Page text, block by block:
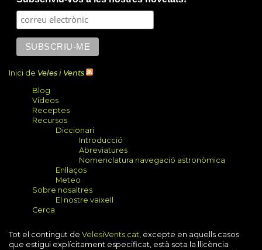
external)
Inici de Veles i Vents
Blog
Vídeos
Receptes
Recursos
Diccionari
Introducció
Abreviatures
Nomenclatura navegació astronòmica
Enllaços
Meteo
Sobre nosaltres
El nostre vaixell
Cerca
Tot el contingut de VelesiVents.cat, excepte en aquells casos
que estigui explícitament especificat, està sota la llicència